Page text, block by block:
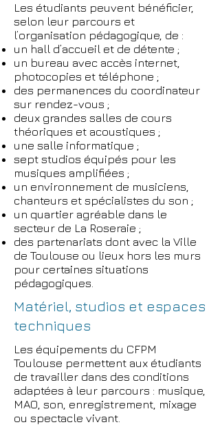
Les étudiants peuvent bénéficier,
selon leur parcours et
l’organisation pédagogique, de :
un hall d’accueil et de détente ;
un bureau avec accès internet,
photocopies et téléphone ;
des permanences du coordinateur
sur rendez-vous ;
deux grandes salles de cours
théoriques et acoustiques ;
une salle informatique ;
sept studios équipés pour les
musiques amplifiées ;
un environnement de musiciens,
chanteurs et spécialistes du son ;
un quartier agréable dans le
secteur de La Roseraie ;
des partenariats dont avec la Ville
de Toulouse ou lieux hors les murs
pour certaines situations
pédagogiques.
Matériel, studios et espaces
techniques
Les équipements du CFPM
Toulouse permettent aux étudiants
de travailler dans des conditions
adaptées à leur parcours : musique,
MAO, son, enregistrement, mixage
ou spectacle vivant.